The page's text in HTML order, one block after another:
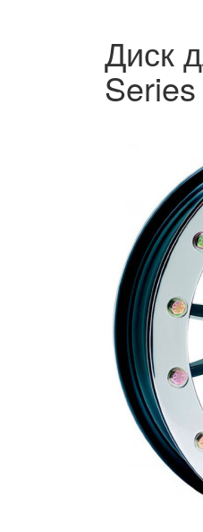
Диск